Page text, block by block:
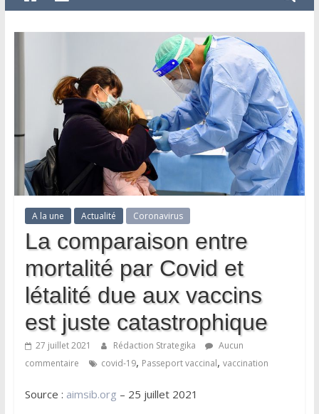
Analyses
A la une Actualité Coronavirus
La comparaison entre
mortalité par Covid et
létalité due aux vaccins
est juste catastrophique
27 juillet 2021 Rédaction Strategika
Aucun
commentaire
covid-19, Passeport vaccinal, vaccination
Source : aimsib.org – 25 juillet 2021